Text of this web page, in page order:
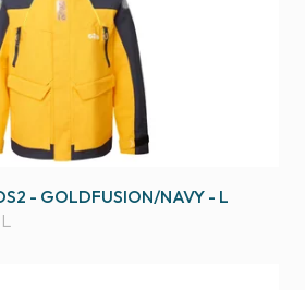
- GOLDFUSION/NAVY - L